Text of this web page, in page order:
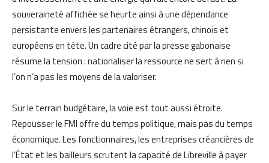
souveraineté affichée se heurte ainsi à une dépendance
persistante envers les partenaires étrangers, chinois et
européens en tête. Un cadre cité par la presse gabonaise
résume la tension : nationaliser la ressource ne sert à rien si
l’on n’a pas les moyens de la valoriser.
Sur le terrain budgétaire, la voie est tout aussi étroite.
Repousser le FMI offre du temps politique, mais pas du temps
économique. Les fonctionnaires, les entreprises créancières de
l’État et les bailleurs scrutent la capacité de Libreville à payer